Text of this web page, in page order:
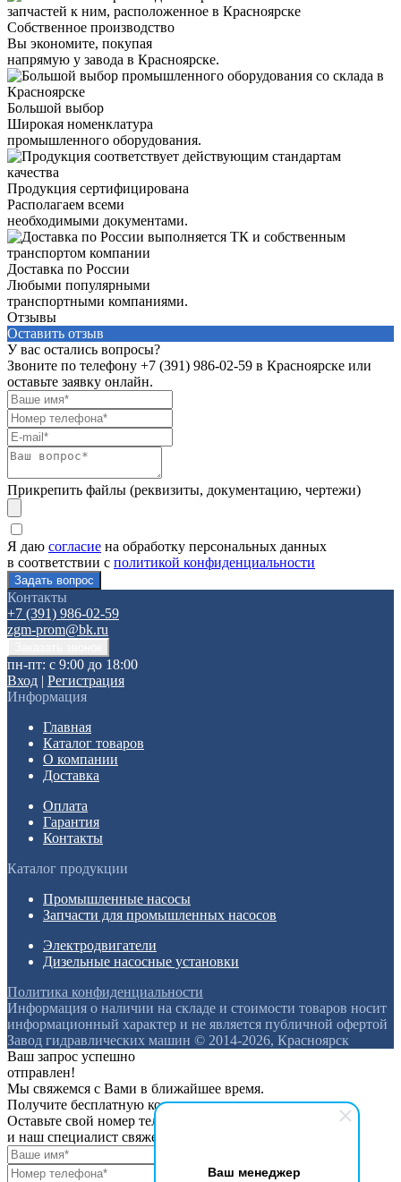
Ваш менеджер
Собственное производство
Вы экономите, покупая
напрямую у завода в Красноярске.
Большой выбор
Широкая номенклатура
промышленного оборудования.
Продукция сертифицирована
Располагаем всеми
необходимыми документами.
Доставка по России
Любыми популярными
транспортными компаниями.
Отзывы
Оставить отзыв
У вас остались вопросы?
Звоните по телефону +7 (391) 986-02-59 в Красноярске или
оставьте заявку онлайн.
Прикрепить файлы (реквизиты, документацию, чертежи)
Я даю согласие на обработку персональных данных
в соответствии с политикой конфиденциальности
Контакты
+7 (391) 986-02-59
zgm-prom@bk.ru
пн-пт: с 9:00 до 18:00
Вход | Регистрация
Информация
Главная
Каталог товаров
О компании
Доставка
Оплата
Гарантия
Контакты
Каталог продукции
Промышленные насосы
Запчасти для промышленных насосов
Электродвигатели
Дизельные насосные установки
Политика конфиденциальности
Информация о наличии на складе и стоимости товаров носит
информационный характер и не является публичной офертой
Завод гидравлических машин © 2014-2026, Красноярск
Ваш запрос успешно
отправлен!
Мы свяжемся с Вами в ближайшее время.
Получите бесплатную консультацию
Оставьте свой номер телефона
и наш специалист свяжется с вами